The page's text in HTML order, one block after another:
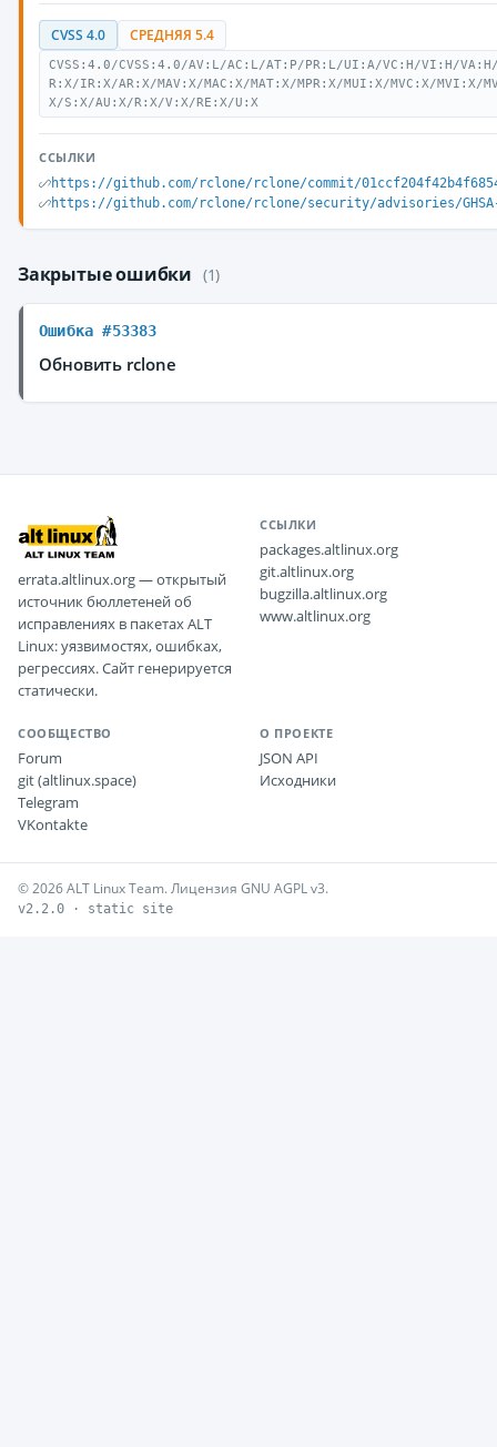
CVSS 4.0 СРЕДНЯЯ 5.4
CVSS:4.0/CVSS:4.0/AV:L/AC:L/AT:P/PR:L/UI:A/VC:H/VI:H/
R:X/IR:X/AR:X/MAV:X/MAC:X/MAT:X/MPR:X/MUI:X/MVC:X/MVI:X/
X/S:X/AU:X/R:X/V:X/RE:X/U:X
ССЫЛКИ
https://github.com/rclone/rclone/commit/
https://github.com/rclone/rclone/security/advisories/GHSA-
Закрытые ошибки (1)
Ошибка #53383
Обновить rclone
errata.altlinux.org — открытый
источник бюллетеней об
исправлениях в пакетах ALT
Linux: уязвимостях, ошибках,
регрессиях. Сайт генерируется
статически.
ССЫЛКИ
packages.altlinux.org
git.altlinux.org
bugzilla.altlinux.org
www.altlinux.org
СООБЩЕСТВО
Forum
git (altlinux.space)
Telegram
VKontakte
О ПРОЕКТЕ
JSON API
Исходники
© 2026 ALT Linux Team. Лицензия GNU AGPL v3.
v2.2.0 · static site